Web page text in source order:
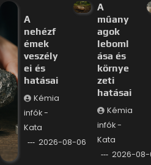
A
nehézf
émek
veszély
ei és
hatásai
Kémia
infók -
Kata
2026-08-06
A
műany
agok
leboml
ása és
környe
zeti
hatásai
Kémia
infók -
Kata
2026-08-